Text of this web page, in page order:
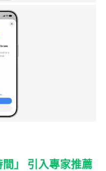
」 引入專家推薦